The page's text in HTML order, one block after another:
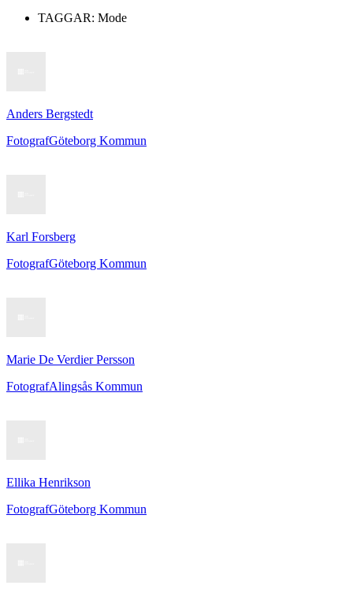
TAGGAR: Mode
Anders Bergstedt
FotografGöteborg Kommun
Karl Forsberg
FotografGöteborg Kommun
Marie De Verdier Persson
FotografAlingsås Kommun
Ellika Henrikson
FotografGöteborg Kommun